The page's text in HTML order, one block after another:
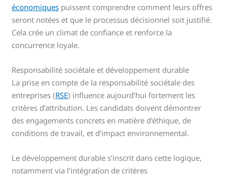
économiques puissent comprendre comment leurs offres
seront notées et que le processus décisionnel soit justifié.
Cela crée un climat de confiance et renforce la
concurrence loyale.
Responsabilité sociétale et développement durable
La prise en compte de la responsabilité sociétale des
entreprises (RSE) influence aujourd’hui fortement les
critères d’attribution. Les candidats doivent démontrer
des engagements concrets en matière d’éthique, de
conditions de travail, et d’impact environnemental.
Le développement durable s’inscrit dans cette logique,
notamment via l’intégration de critères